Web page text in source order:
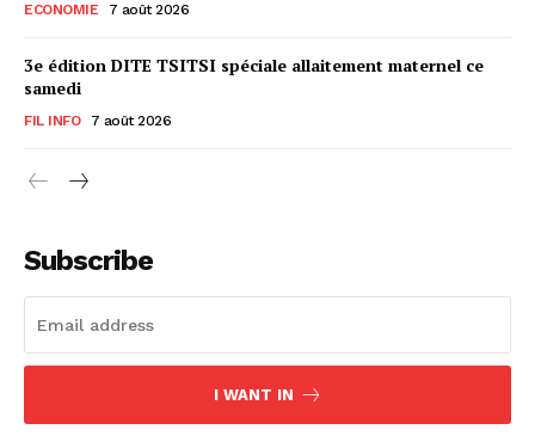
ECONOMIE 7 août 2026
3e édition DITE TSITSI spéciale allaitement maternel ce
samedi
FIL INFO 7 août 2026
Subscribe
I WANT IN